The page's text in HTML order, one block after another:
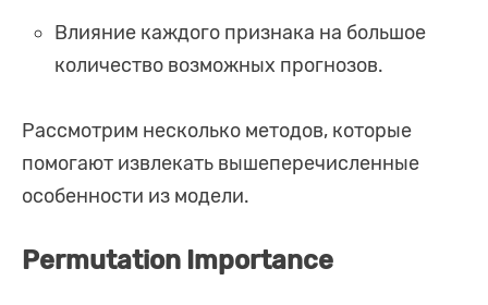
Влияние каждого признака на большое
количество возможных прогнозов.
Рассмотрим несколько методов, которые
помогают извлекать вышеперечисленные
особенности из модели.
Permutation Importance